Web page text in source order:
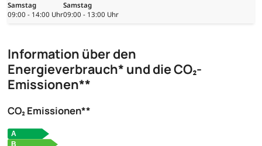
Samstag
09:00 - 14:00 Uhr
Samstag
09:00 - 13:00 Uhr
Information über den
Energieverbrauch* und die CO₂-
Emissionen**
CO₂ Emissionen**